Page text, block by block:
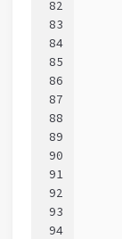
82
83
84
85
86
87
88
89
90
91
92
93
94